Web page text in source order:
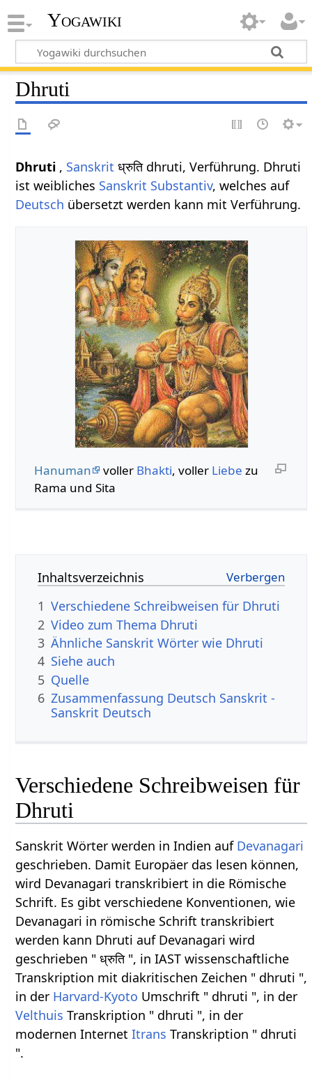
Yogawiki
Dhruti
Dhruti , Sanskrit ध्रुति dhruti, Verführung. Dhruti
ist weibliches Sanskrit Substantiv, welches auf
Deutsch übersetzt werden kann mit Verführung.
Hanuman voller Bhakti, voller Liebe zu
Rama und Sita
Inhaltsverzeichnis
1 Verschiedene Schreibweisen für Dhruti
2 Video zum Thema Dhruti
3 Ähnliche Sanskrit Wörter wie Dhruti
4 Siehe auch
5 Quelle
6 Zusammenfassung Deutsch Sanskrit -
Sanskrit Deutsch
Verschiedene Schreibweisen für
Dhruti
Sanskrit Wörter werden in Indien auf Devanagari
geschrieben. Damit Europäer das lesen können,
wird Devanagari transkribiert in die Römische
Schrift. Es gibt verschiedene Konventionen, wie
Devanagari in römische Schrift transkribiert
werden kann Dhruti auf Devanagari wird
geschrieben " ध्रुति ", in IAST wissenschaftliche
Transkription mit diakritischen Zeichen " dhruti ",
in der Harvard-Kyoto Umschrift " dhruti ", in der
Velthuis Transkription " dhruti ", in der
modernen InternetItrans Transkription " dhruti
".